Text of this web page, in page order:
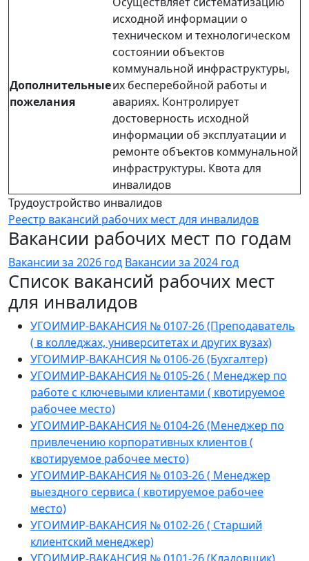
Дополнительные
пожелания
исходной информации о
техническом и технологическом
состоянии объектов
коммунальной инфраструктуры,
их бесперебойной работы и
авариях. Контролирует
достоверность исходной
информации об эксплуатации и
ремонте объектов коммунальной
инфраструктуры. Квота для
инвалидов
Трудоустройство инвалидов
Реестр вакансий рабочих мест для инвалидов
Вакансии рабочих мест по годам
Вакансии за 2026 год Вакансии за 2024 год
Список вакансий рабочих мест
для инвалидов
УГОИМИР-ВАКАНСИЯ № 0107-26 (Преподаватель
( в колледжах, университетах и других вузах)
УГОИМИР-ВАКАНСИЯ № 0106-26 (Бухгалтер)
УГОИМИР-ВАКАНСИЯ № 0105-26 ( Менеджер по
работе с ключевыми клиентами ( квотируемое
рабочее место)
УГОИМИР-ВАКАНСИЯ № 0104-26 (Менеджер по
привлечению корпоративных клиентов (
квотируемое рабочее место)
УГОИМИР-ВАКАНСИЯ № 0103-26 ( Менеджер
выездного сервиса ( квотируемое рабочее
место)
УГОИМИР-ВАКАНСИЯ № 0102-26 ( Старший
клиентский менеджер)